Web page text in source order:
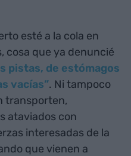
esté a la cola en
cosa que ya denuncié
pistas, de estómagos
vacías”. Ni tampoco
transporten,
ataviados con
interesadas de la
que vienen a